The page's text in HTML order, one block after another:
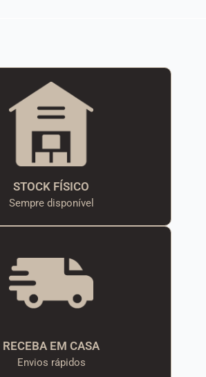
STOCK FÍSICO
Sempre disponível
RECEBA EM CASA
Envios rápidos